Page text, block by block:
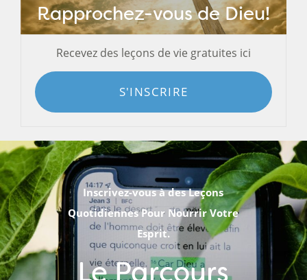
Rapprochez-vous de Dieu!
Recevez des leçons de vie gratuites ici
S'INSCRIRE
Inscrivez-vous à des Leçons
Quotidiennes Pour Nourrir Votre
Esprit.
Le Parcours